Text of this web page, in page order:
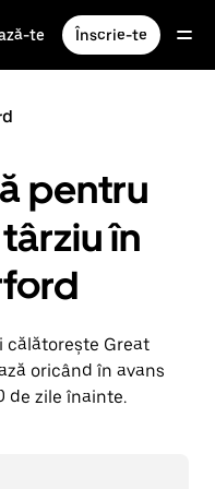
te Înscrie-te
pentru
în
călătorește Great
oricând în avans
de zile înainte.